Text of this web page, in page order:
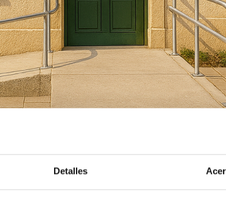
Detalles
para el Plan Adapta
convocatoria, que
y enfermedades
en la ciudad de Madrid.